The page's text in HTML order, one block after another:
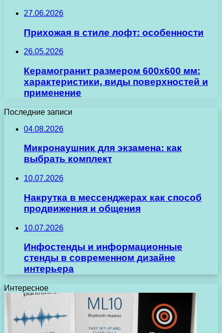
27.06.2026
Прихожая в стиле лофт: особенности
26.05.2026
Керамогранит размером 600х600 мм:
характеристики, виды поверхностей и
применение
Последние записи
04.08.2026
Микронаушник для экзамена: как
выбрать комплект
10.07.2026
Накрутка в мессенджерах как способ
продвижения и общения
10.07.2026
Инфостенды и информационные
стенды в современном дизайне
интерьера
Интересное